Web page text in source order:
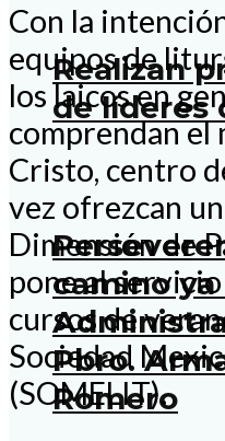
Realizan
de líderes
camino
Pbro.
Romero
Con la
equipos de
los laicos en
comprendan el
Cristo, centro
vez ofrezcan
Dimensión de
pone al
cursos de
Sociedad
(SOMELIT).